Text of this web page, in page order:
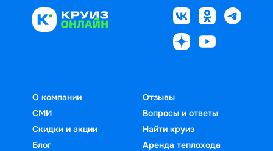
О компании
СМИ
Скидки и акции
Блог
Отзывы
Вопросы и ответы
Найти круиз
Аренда теплохода